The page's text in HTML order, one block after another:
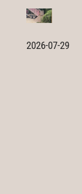
2026-07-29